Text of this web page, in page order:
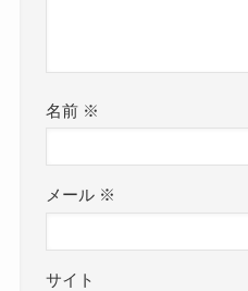
名前 ※
メール ※
サイト